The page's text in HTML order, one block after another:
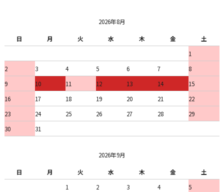
2026年8月
日
月 火 水 木 金
土
1
2
3 4 5 6 7
8
9
10 11 12 13 14
15
16
17 18 19 20 21
22
23
24 25 26 27 28
29
30
31
2026年9月
日
月 火 水 木 金
土
1
2 3 4
5